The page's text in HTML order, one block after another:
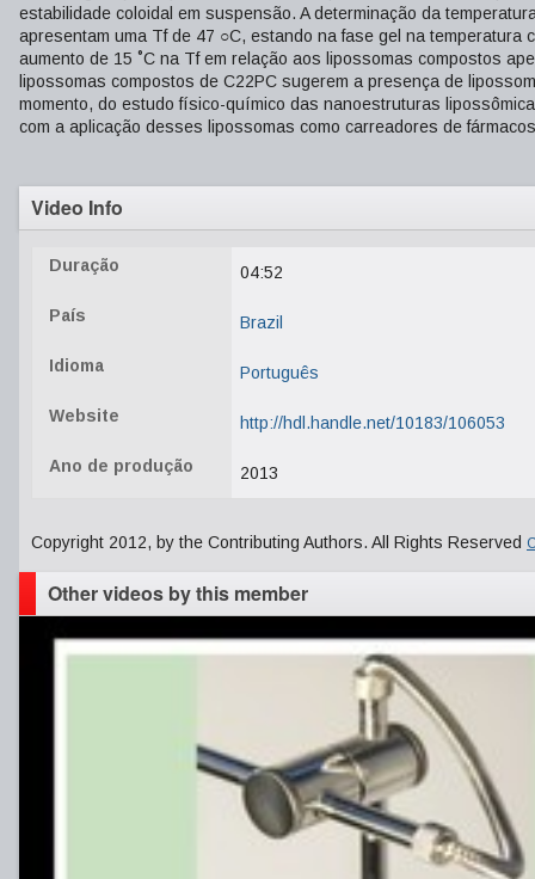
estabilidade coloidal em suspensão. A determinação da
apresentam uma Tf de 47 ○C, estando na fase gel na temperatura
aumento de 15 ˚C na Tf em relação aos lipossomas compostos
lipossomas compostos de C22PC sugerem a presença de
momento, do estudo físico-químico das nanoestruturas
com a aplicação desses lipossomas como carreadores de
Video Info
Duração 04:52
País Brazil
Idioma Português
Website http://hdl.handle.net/10183/106053
Ano de produção 2013
Copyright 2012, by the Contributing Authors. All Rights Reserved
Other videos by this member